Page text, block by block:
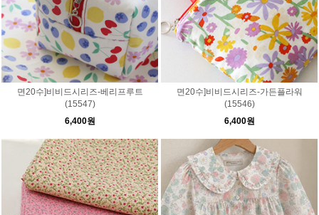
면20수]비비드시리즈-베리프루트
(15547)
6,400원
면20수]비비드시리즈-가든플라워
(15546)
6,400원